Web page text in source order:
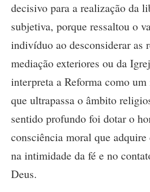
decisivo para a realização da
subjetiva, porque ressaltou o
indivíduo ao desconsiderar as
mediação exteriores ou da
interpreta a Reforma como
que ultrapassa o âmbito
sentido profundo foi dotar o
consciência moral que
na intimidade da fé e no
Deus.